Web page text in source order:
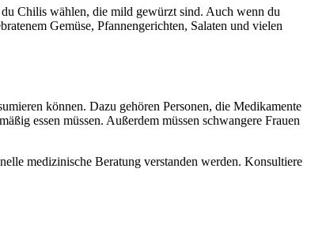
Chilis wählen, die mild gewürzt sind. Auch wenn du
Gemüse, Pfannengerichten, Salaten und vielen
können. Dazu gehören Personen, die Medikamente
essen müssen. Außerdem müssen schwangere Frauen
medizinische Beratung verstanden werden. Konsultiere